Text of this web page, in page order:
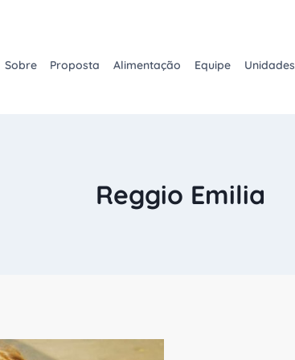
Sobre Proposta Alimentação Equipe Unidades
Reggio Emilia